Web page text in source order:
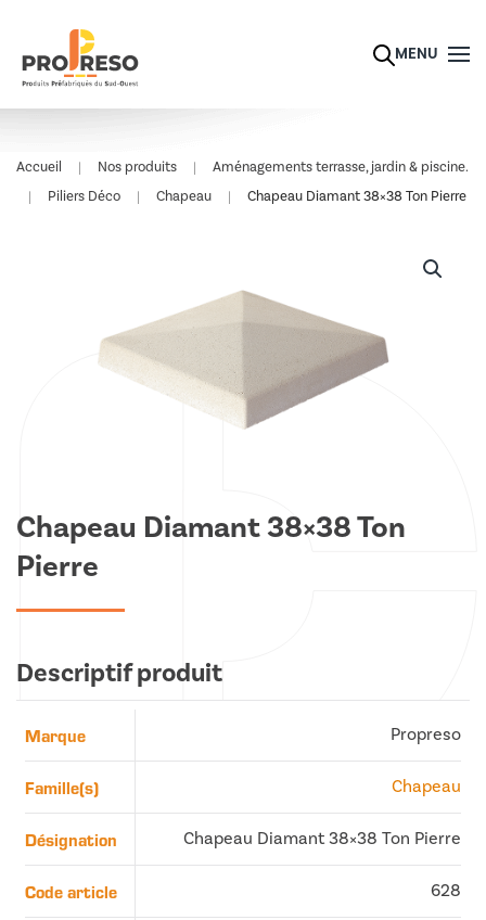
Skip to main content MENU
Accueil Nos produits
Aménagements terrasse, jardin & piscine.
Piliers Déco
Chapeau Chapeau Diamant 38×38 Ton Pierre
Chapeau Diamant 38×38 Ton
Pierre
Descriptif produit
Marque Propreso
Famille(s) Chapeau
Désignation Chapeau Diamant 38×38 Ton Pierre
Code article 628